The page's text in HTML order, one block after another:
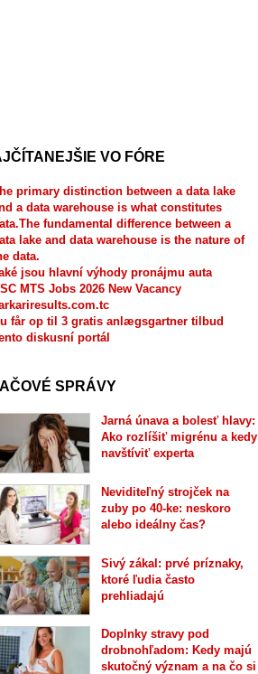
VO FÓRE
primary distinction between a data lake
a data warehouse is what constitutes
fundamental difference between a
lake and data warehouse is the nature of
data.
jsou hlavní výhody pronájmu auta
MTS Jobs 2026 New Vacancy
får op til 3 gratis anlægsgartner tilbud
diskusní portál
SPRÁVY
Jarná únava a bolesť hlavy:
Ako rozlíšiť migrénu a kedy
navštíviť experta
Neviditeľný strojček na
zuby po 40-ke: neskoro
alebo ideálny čas?
Sivý zákal: prvé príznaky,
ktoré ľudia často
prehliadajú
Doplnky stravy pod
drobnohľadom: Kedy majú
skutočný význam a na čo si